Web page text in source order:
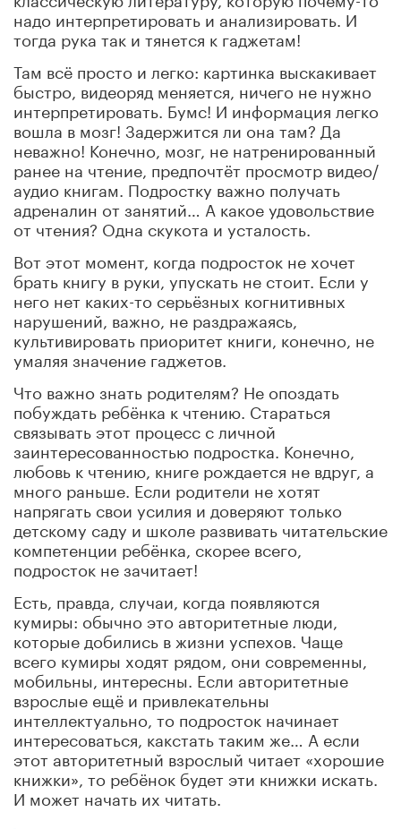
надо интерпретировать и анализировать. И
тогда рука так и тянется к гаджетам!
Там всё просто и легко: картинка выскакивает
быстро, видеоряд меняется, ничего не нужно
интерпретировать. Бумс! И информация легко
вошла в мозг! Задержится ли она там? Да
неважно! Конечно, мозг, не натренированный
ранее на чтение, предпочтёт просмотр видео/
аудио книгам. Подростку важно получать
адреналин от занятий… А какое удовольствие
от чтения? Одна скукота и усталость.
Вот этот момент, когда подросток не хочет
брать книгу в руки, упускать не стоит. Если у
него нет каких-то серьёзных когнитивных
нарушений, важно, не раздражаясь,
культивировать приоритет книги, конечно, не
умаляя значение гаджетов.
Что важно знать родителям? Не опоздать
побуждать ребёнка к чтению. Стараться
связывать этот процесс с личной
заинтересованностью подростка. Конечно,
любовь к чтению, книге рождается не вдруг, а
много раньше. Если родители не хотят
напрягать свои усилия и доверяют только
детскому саду и школе развивать читательские
компетенции ребёнка, скорее всего,
подросток не зачитает!
Есть, правда, случаи, когда появляются
кумиры: обычно это авторитетные люди,
которые добились в жизни успехов. Чаще
всего кумиры ходят рядом, они современны,
мобильны, интересны. Если авторитетные
взрослые ещё и привлекательны
интеллектуально, то подросток начинает
интересоваться, какстать таким же… А если
этот авторитетный взрослый читает «хорошие
книжки», то ребёнок будет эти книжки искать.
И может начать их читать.